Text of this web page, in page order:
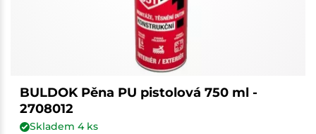
BULDOK Pěna PU pistolová 750 ml -
2708012
Skladem 4ks